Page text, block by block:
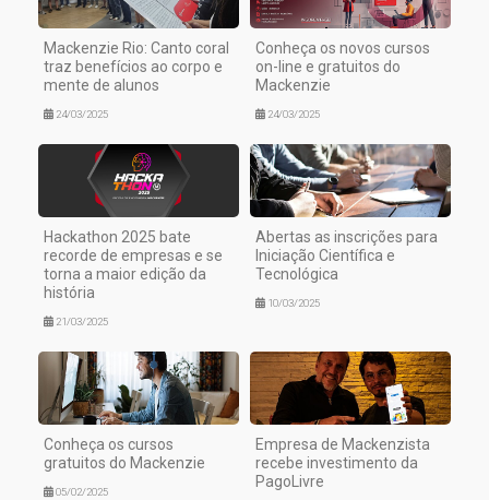
Mackenzie Rio: Canto coral
traz benefícios ao corpo e
mente de alunos
24/03/2025
Conheça os novos cursos
on-line e gratuitos do
Mackenzie
24/03/2025
Hackathon 2025 bate
recorde de empresas e se
torna a maior edição da
história
21/03/2025
Abertas as inscrições para
Iniciação Científica e
Tecnológica
10/03/2025
Conheça os cursos
gratuitos do Mackenzie
05/02/2025
Empresa de Mackenzista
recebe investimento da
PagoLivre